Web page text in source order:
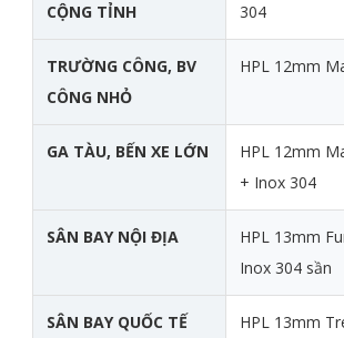
CỘNG TỈNH 304
TRƯỜNG CÔNG, BV
CÔNG NHỎ
HPL 12mm
GA TÀU, BẾN XE LỚN
HPL 12mm
+ Inox 304
SÂN BAY NỘI ĐỊA
HPL 13mm
Inox 304 sần
SÂN BAY QUỐC TẾ
HPL 13mm